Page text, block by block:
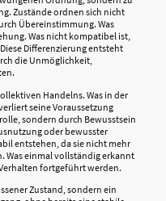
Zustände ordnen sich nicht
Übereinstimmung. Was
Was nicht kompatibel ist,
Differenzierung entsteht
die Unmöglichkeit,
Handelns. Was in der
seine Voraussetzung
sondern durch Bewusstsein
oder bewusster
entstehen, da sie nicht mehr
Was einmal vollständig erkannt
fortgeführt werden.
Zustand, sondern ein